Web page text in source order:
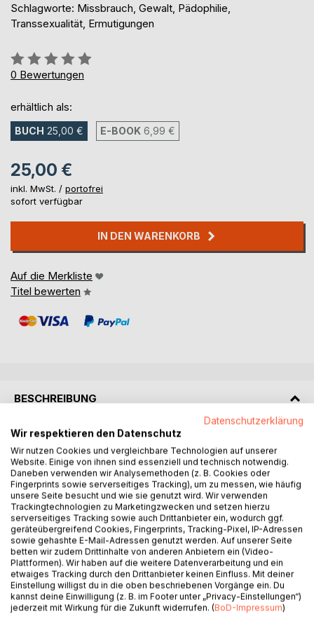
Schlagworte: Missbrauch, Gewalt, Pädophilie,
Transsexualität, Ermutigungen
Bewertung::
0%
0 Bewertungen
erhältlich als:
BUCH 25,00 € E-BOOK 6,99 €
25,00 €
inkl. MwSt. / portofrei
sofort verfügbar
IN DEN WARENKORB
Auf die Merkliste
Titel bewerten
BESCHREIBUNG
Ich habe Dinge erlebt, über die man nicht spricht.
Und doch erzähle ich sie.
Diese Autobiographie ist kein gewöhnlicher Lebensbericht.
Sie ist der Versuch, das Unaussprechliche in Worte zu
fassen.
Ronja Sorell nimmt dich mit in eine Kindheit geprägt von
Gewalt und Missbrauch und in ein Erwachsenenleben, das
sie immer wieder vor neue, kaum begreifbare
Herausforderungen stellt.
Eine Ehe, die in einen Abgrund führt.
Ein Familienleben, das sich völlig anders entwickelt, als sie
es je erwartet hätte.
Zwischen Schuldgefühlen, Selbstzweifeln und der Suche
Datenschutzerklärung
Wir respektieren den Datenschutz
Wir nutzen Cookies und vergleichbare Technologien auf unserer
Website. Einige von ihnen sind essenziell und technisch notwendig.
Daneben verwenden wir Analysemethoden (z. B. Cookies oder
Fingerprints sowie serverseitiges Tracking), um zu messen, wie häufig
unsere Seite besucht und wie sie genutzt wird. Wir verwenden
Trackingtechnologien zu Marketingzwecken und setzen hierzu
serverseitiges Tracking sowie auch Drittanbieter ein, wodurch ggf.
geräteübergreifend Cookies, Fingerprints, Tracking-Pixel, IP-Adressen
sowie gehashte E-Mail-Adressen genutzt werden. Auf unserer Seite
betten wir zudem Drittinhalte von anderen Anbietern ein (Video-
Plattformen). Wir haben auf die weitere Datenverarbeitung und ein
etwaiges Tracking durch den Drittanbieter keinen Einfluss. Mit deiner
Einstellung willigst du in die oben beschriebenen Vorgänge ein. Du
kannst deine Einwilligung (z. B. im Footer unter „Privacy-Einstellungen“)
jederzeit mit Wirkung für die Zukunft widerrufen. (BoD-Impressum)